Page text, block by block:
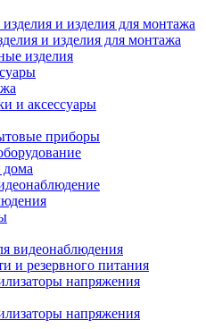
и изделия для монтажа
изделия
и аксессуары
приборы
дома
видеонаблюдения
и резервного питания
напряжения
напряжения